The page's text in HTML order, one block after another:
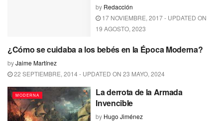
by Redacción
17 NOVIEMBRE, 2017 - UPDATED ON
19 AGOSTO, 2023
MODERNA
¿Cómo se cuidaba a los bebés en la Época Moderna?
byJaime Martínez
22 SEPTIEMBRE, 2014 - UPDATED ON 23 MAYO, 2024
MODERNA
La derrota de la Armada
Invencible
by Hugo Jiménez